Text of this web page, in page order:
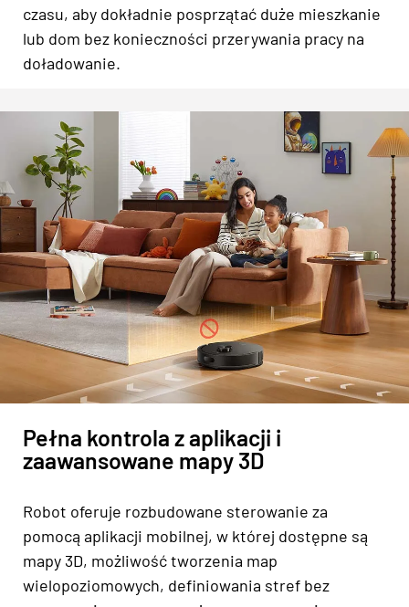
czasu, aby dokładnie posprzątać duże mieszkanie
lub dom bez konieczności przerywania pracy na
doładowanie.
Pełna kontrola z aplikacji i
zaawansowane mapy 3D
Robot oferuje rozbudowane sterowanie za
pomocą aplikacji mobilnej, w której dostępne są
mapy 3D, możliwość tworzenia map
wielopoziomowych, definiowania stref bez